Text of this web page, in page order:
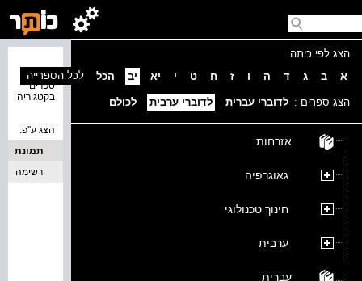
הצג לפי כיתה:
א
ב ג ד ה ו ז ח ט י יא יב הכל
הצג ספרים : לדוברי עברית לדוברי ערבית לכולם
אזרחות
גאוגרפיה
חינוך טכנולוגי
ערבית
עברית
ספרים
בקטגוריה
לכל הספרייה
הצג ע''פ:
תמונת
כריכה
רשימה